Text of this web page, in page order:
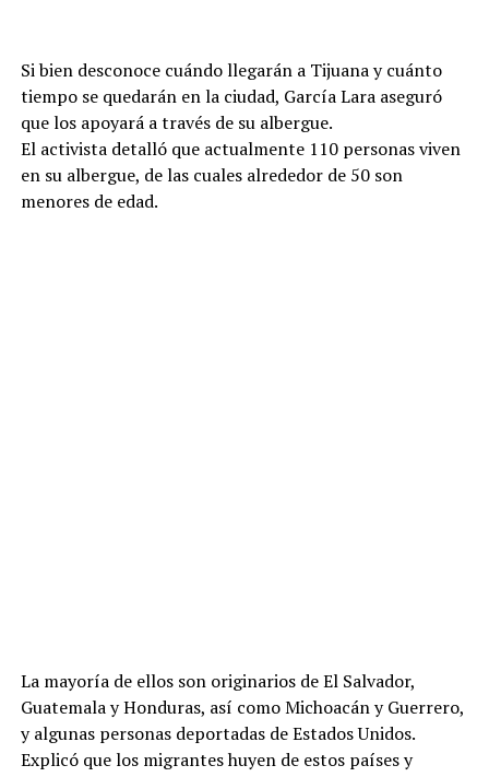
Si bien desconoce cuándollegarán a Tijuana y cuánto
tiempo se quedarán en la ciudad, García Lara aseguró
que los apoyará a través de su albergue.
El activista detalló que actualmente 110 personas viven
en su albergue, de las cuales alrededor de 50 son
menores de edad.
La mayoría de ellos son originarios de El Salvador,
Guatemala y Honduras, así como Michoacán y Guerrero,
y algunas personas deportadas de Estados Unidos.
Explicó que los migrantes huyen de estos países y